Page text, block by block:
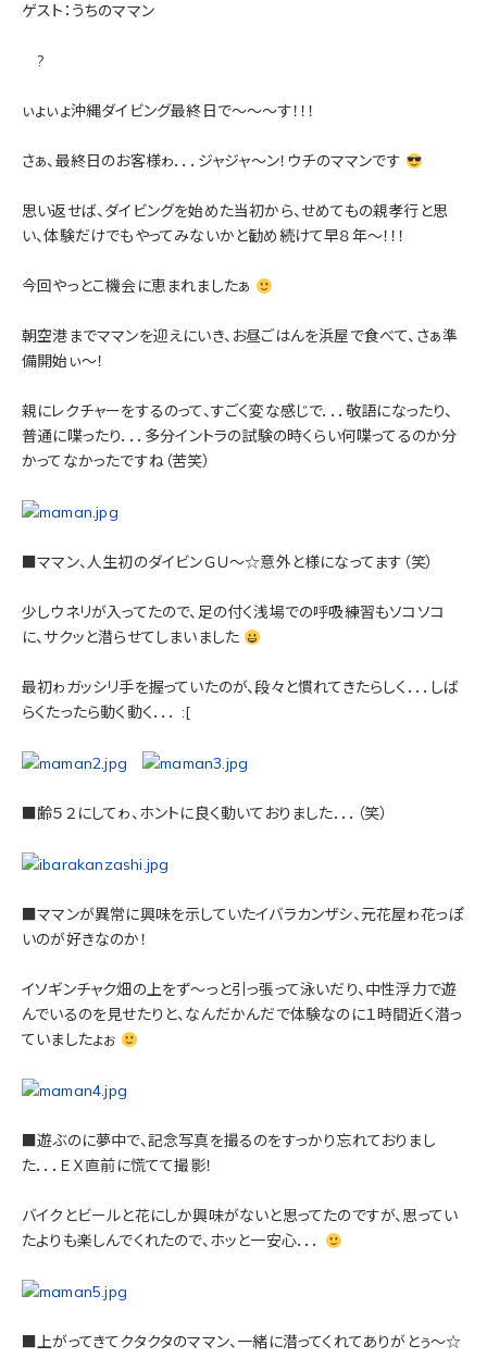
ゲスト：うちのママン
?
ぃょぃょ沖縄ダイビング最終日で～～～す！！！
さぁ、最終日のお客様ゎ．．．ジャジャ～ン！ウチのママンです
思い返せば、ダイビングを始めた当初から、せめてもの親孝行と思
い、体験だけでもやってみないかと勧め続けて早８年～！！！
今回やっとこ機会に恵まれましたぁ
朝空港までママンを迎えにいき、お昼ごはんを浜屋で食べて、さぁ準
備開始ぃ～！
親にレクチャーをするのって、すごく変な感じで．．．敬語になったり、
普通に喋ったり．．．多分イントラの試験の時くらい何喋ってるのか分
かってなかったですね（苦笑）
■ママン、人生初のダイビンＧＵ～☆意外と様になってます（笑）
少しウネリが入ってたので、足の付く浅場での呼吸練習もソコソコ
に、サクッと潜らせてしまいました
最初ゎガッシリ手を握っていたのが、段々と慣れてきたらしく．．．しば
らくたったら動く動く．．． :[
■齢５２にしてゎ、ホントに良く動いておりました．．．（笑）
■ママンが異常に興味を示していたイバラカンザシ、元花屋ゎ花っぽ
いのが好きなのか！
イソギンチャク畑の上をず～っと引っ張って泳いだり、中性浮力で遊
んでいるのを見せたりと、なんだかんだで体験なのに１時間近く潜っ
ていましたょぉ
■遊ぶのに夢中で、記念写真を撮るのをすっかり忘れておりまし
た．．．ＥＸ直前に慌てて撮影！
バイクとビールと花にしか興味がないと思ってたのですが、思ってい
たよりも楽しんでくれたので、ホッと一安心．．．
■上がってきてクタクタのママン、一緒に潜ってくれてありがとぅ～☆